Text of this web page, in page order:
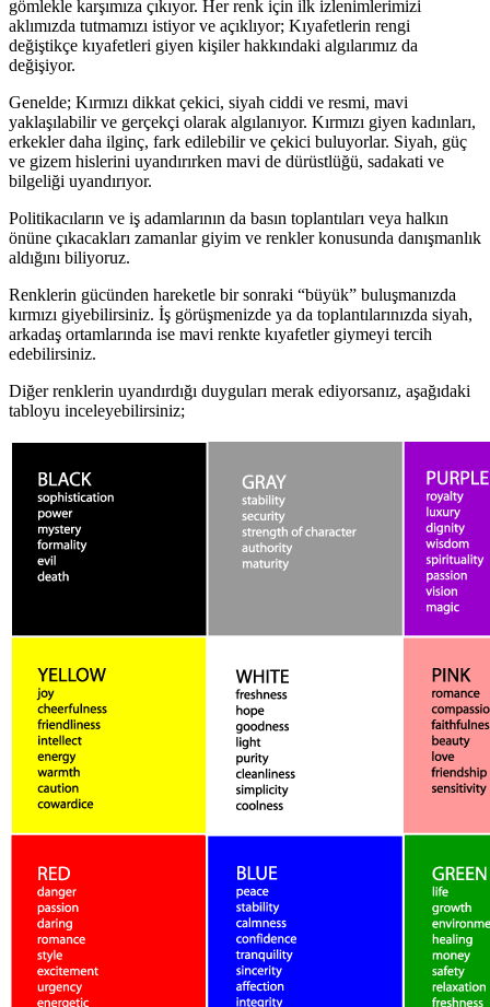
gömlekle karşımıza çıkıyor. Her renk için ilk izlenimlerimizi
aklımızda tutmamızı istiyor ve açıklıyor; Kıyafetlerin rengi
değiştikçe kıyafetleri giyen kişiler hakkındaki algılarımız da
değişiyor.
Genelde; Kırmızı dikkat çekici, siyah ciddi ve resmi, mavi
yaklaşılabilir ve gerçekçi olarak algılanıyor. Kırmızı giyen kadınları,
erkekler daha ilginç, fark edilebilir ve çekici buluyorlar. Siyah, güç
ve gizem hislerini uyandırırken mavi de dürüstlüğü, sadakati ve
bilgeliği uyandırıyor.
Politikacıların ve iş adamlarının da basın toplantıları veya halkın
önüne çıkacakları zamanlar giyim ve renkler konusunda danışmanlık
aldığını biliyoruz.
Renklerin gücünden hareketle bir sonraki “büyük” buluşmanızda
kırmızı giyebilirsiniz. İş görüşmenizde ya da toplantılarınızda siyah,
arkadaş ortamlarında ise mavi renkte kıyafetler giymeyi tercih
edebilirsiniz.
Diğer renklerin uyandırdığı duyguları merak ediyorsanız, aşağıdaki
tabloyu inceleyebilirsiniz;